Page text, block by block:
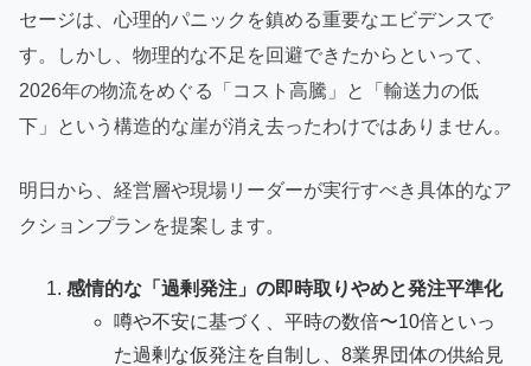
セージは、心理的パニックを鎮める重要なエビデンスで
す。しかし、物理的な不足を回避できたからといって、
2026年の物流をめぐる「コスト高騰」と「輸送力の低
下」という構造的な崖が消え去ったわけではありません。
明日から、経営層や現場リーダーが実行すべき具体的なア
クションプランを提案します。
感情的な「過剰発注」の即時取りやめと発注平準化
噂や不安に基づく、平時の数倍〜10倍といっ
た過剰な仮発注を自制し、8業界団体の供給見